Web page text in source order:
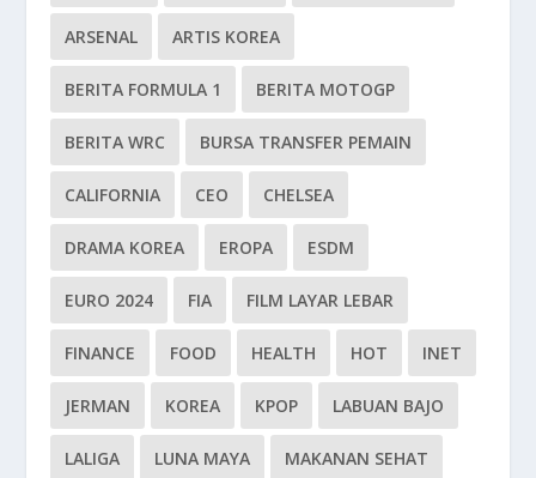
ARSENAL ARTIS KOREA
BERITA FORMULA 1 BERITA MOTOGP
BERITA WRC BURSA TRANSFER PEMAIN
CALIFORNIA CEO CHELSEA
DRAMA KOREA EROPA ESDM
EURO 2024 FIA FILM LAYAR LEBAR
FINANCE FOOD HEALTH HOT INET
JERMAN KOREA KPOP LABUAN BAJO
LALIGA LUNA MAYA MAKANAN SEHAT